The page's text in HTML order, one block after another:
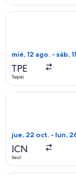
mié, 12 ago. - sáb,
TPE
Taipéi
Seleccionar vuelo
jue, 22 oct. - lun,
ICN
Seúl
Seleccionar vuelo